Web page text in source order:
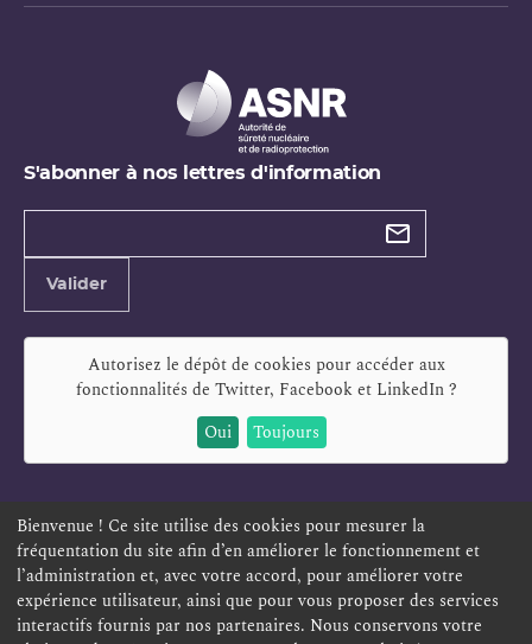
S'abonner à nos lettres d'information
Types de
Valider
Autorisez le dépôt de cookies pour accéder aux
fonctionnalités de Twitter, Facebook et LinkedIn?
Oui
Toujours
ESPACE PERSONNEL OFFRES D'EMPLOI SIGNALEMENT
TÉLÉSERVICES PLAN DU SITE
ACCESSIBILITÉ POLITIQUE DE CONFIDENTIALITÉ
Bienvenue ! Ce site utilise des cookies pour mesurer la
fréquentation du site afin d’en améliorer le fonctionnement et
l’administration et, avec votre accord, pour améliorer votre
expérience utilisateur, ainsi que pour vous proposer des services
interactifs fournis par nos partenaires. Nous conservons votre